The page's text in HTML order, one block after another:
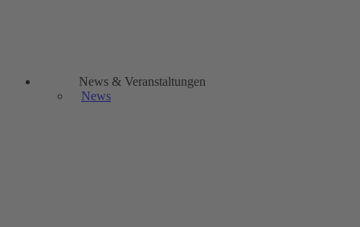
News & Veranstaltungen
News